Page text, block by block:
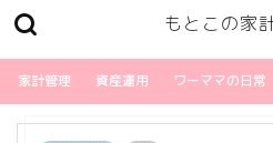
もとこの家
家計管理 資産運用 ワーママの日常